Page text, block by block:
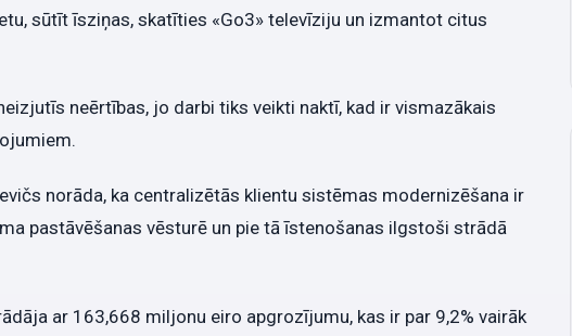
sūtīt īsziņas, skatīties «Go3» televīziju un izmantot citus
neērtības, jo darbi tiks veikti naktī, kad ir vismazākais
norāda, ka centralizētās klientu sistēmas modernizēšana ir
pastāvēšanas vēsturē un pie tā īstenošanas ilgstoši strādā
ar 163,668 miljonu eiro apgrozījumu, kas ir par 9,2% vairāk